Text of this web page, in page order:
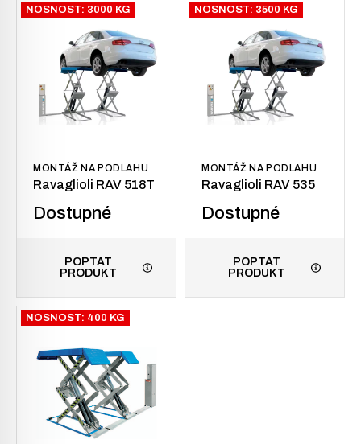
NOSNOST: 3000 KG
MONTÁŽ NA PODLAHU
Ravaglioli RAV 518T
Dostupné
POPTAT
PRODUKT
NOSNOST: 3500 KG
MONTÁŽ NA PODLAHU
Ravaglioli RAV 535
Dostupné
POPTAT
PRODUKT
NOSNOST: 400 KG